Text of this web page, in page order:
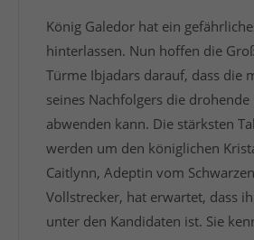
König Galedor hat ein
hinterlassen. Nun hoffen die
Türme Ibjadars darauf, dass die
seines Nachfolgers die
abwenden kann. Die stärksten
werden um den königlichen
Caitlynn, Adeptin vom
Vollstrecker, hat erwartet, dass
unter den Kandidaten ist. Sie